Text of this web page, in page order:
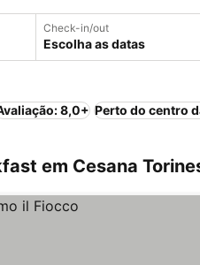
Check-in/out
Escolha as datas
8,0+ Perto do centro
em Cesana